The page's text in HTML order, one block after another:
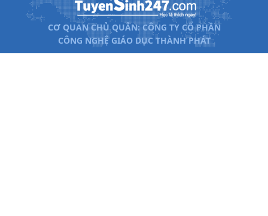
CƠ QUAN CHỦ QUẢN: CÔNG TY CỔ PHẦN
CÔNG NGHỆ GIÁO DỤC THÀNH PHÁT